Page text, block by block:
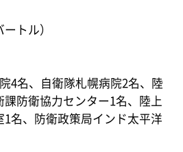
トル）
4名、自衛隊札幌病院2名、陸
課防衛協力センター1名、陸上
名、防衛政策局インド太平洋